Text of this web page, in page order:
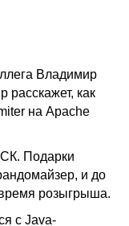
Владимир
как
на Apache
Подарки
и до
розыгрыша.
с Java-